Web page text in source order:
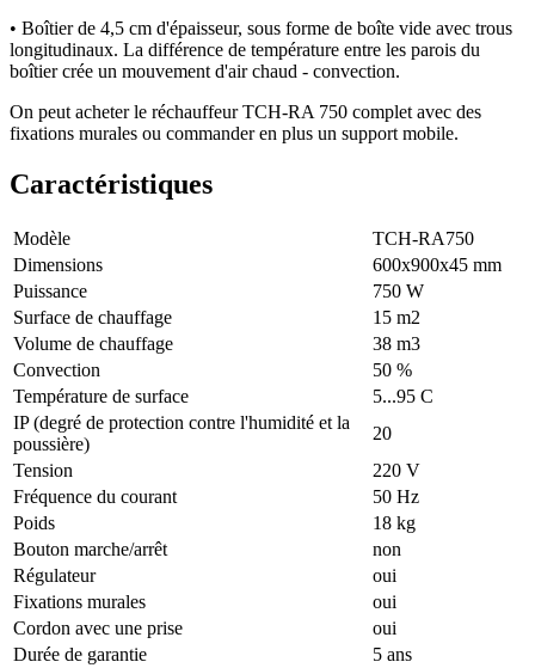
• Boîtier de 4,5 cm d'épaisseur, sous forme de boîte vide avec trous
longitudinaux. La différence de température entre les parois du
boîtier crée un mouvement d'air chaud - convection.
On peut acheter le réchauffeur TCH-RA 750 complet avec des
fixations murales ou commander en plus un support mobile.
Caractéristiques
Modèle
TCH-RA750
Dimensions
600х900х45 mm
Puissance
750 W
Surface de chauffage
15 m2
Volume de chauffage
38 m3
Convection
50 %
Température de surface
5...95 С
IP (degré de protection contre l'humidité et la
poussière)
20
Tension
220 V
Fréquence du courant
50 Hz
Poids
18 kg
Bouton marche/arrêt
non
Régulateur
oui
Fixations murales
oui
Cordon avec une prise
oui
Durée de garantie
5 ans